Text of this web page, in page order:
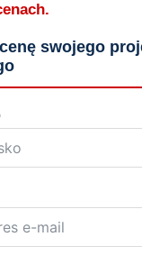
swojego